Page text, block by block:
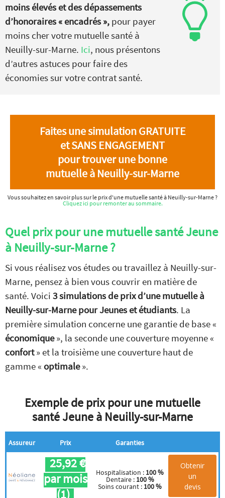
moins élevés et des dépassements
d’honoraires « encadrés », pour payer
moins cher votre mutuelle santé à
Neuilly-sur-Marne. Ici, nous présentons
d’autres astuces pour faire des
économies sur votre contrat santé.
Faites une simulation GRATUITE
et SANS ENGAGEMENT
pour trouver une bonne
mutuelle à Neuilly-sur-Marne
Vous souhaitez en savoir plus sur le prix d'une mutuelle santé à Neuilly-sur-Marne ?
Cliquez ici pour remonter au sommaire.
Quel prix pour une mutuelle santé Jeune
à Neuilly-sur-Marne ?
Si vous réalisez vos études ou travaillez à Neuilly-sur-
Marne, pensez à bien vous couvrir en matière de
santé. Voici 3 simulations de prix d’une mutuelle à
Neuilly-sur-Marne pour Jeunes et étudiants. La
première simulation concerne une garantie de base «
économique», la seconde une couverture moyenne «
confort» et la troisième une couverture haut de
gamme « optimale».
Exemple de prix pour une mutuelle
santé Jeune à Neuilly-sur-Marne
Assureur Prix Garanties
25,92 €
par mois
(1)
Hospitalisation : 100 %
Dentaire : 100 %
Soins courant : 100 %
Obtenir
un
devis